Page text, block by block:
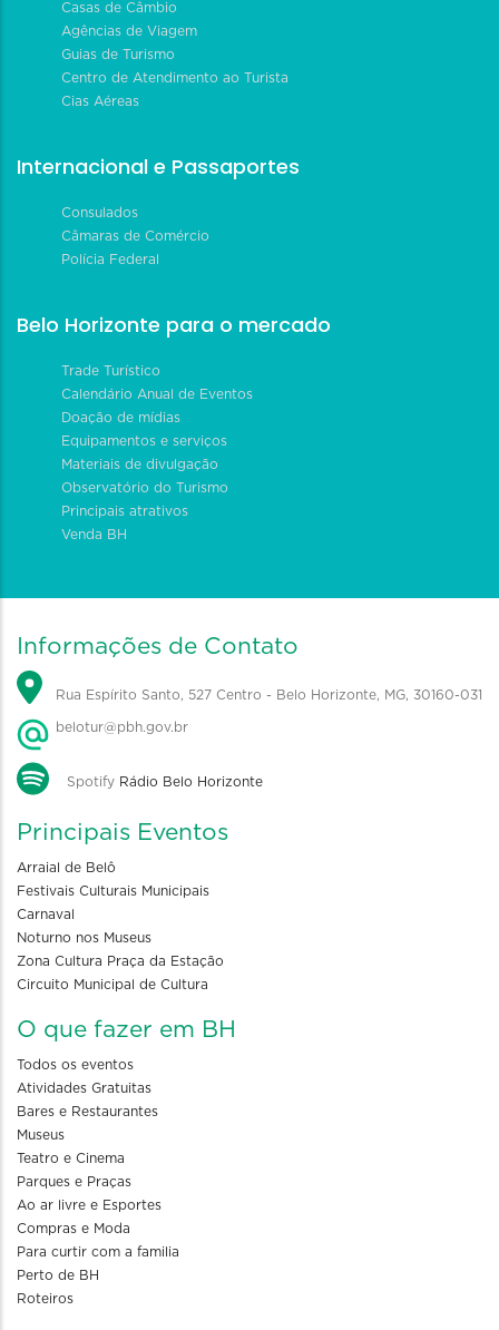
Casas de Câmbio
Agências de Viagem
Guias de Turismo
Centro de Atendimento ao Turista
Cias Aéreas
Internacional e Passaportes
Consulados
Câmaras de Comércio
Polícia Federal
Belo Horizonte para o mercado
Trade Turístico
Calendário Anual de Eventos
Doação de mídias
Equipamentos e serviços
Materiais de divulgação
Observatório do Turismo
Principais atrativos
Venda BH
Informações de Contato
Rua Espírito Santo, 527 Centro - Belo Horizonte, MG, 30160-031
belotur@pbh.gov.br
Spotify Rádio Belo Horizonte
Principais Eventos
Arraial de Belô
Festivais Culturais Municipais
Carnaval
Noturno nos Museus
Zona Cultura Praça da Estação
Circuito Municipal de Cultura
O que fazer em BH
Todos os eventos
Atividades Gratuitas
Bares e Restaurantes
Museus
Teatro e Cinema
Parques e Praças
Ao ar livre e Esportes
Compras e Moda
Para curtir com a familia
Perto de BH
Roteiros